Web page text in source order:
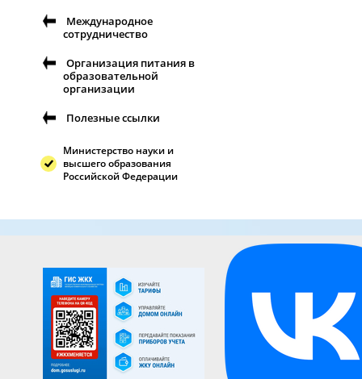
Международное
сотрудничество
Организация питания в
образовательной
организации
Полезные ссылки
Министерство науки и
высшего образования
Российской Федерации